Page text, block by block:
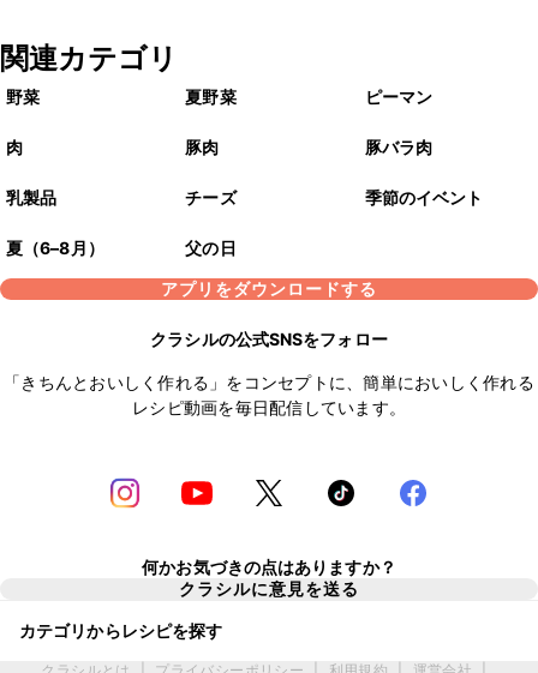
関連カテゴリ
野菜 夏野菜 ピーマン
肉 豚肉 豚バラ肉
乳製品 チーズ 季節のイベント
夏（6–8月）
父の日
アプリをダウンロードする
クラシルの公式SNSをフォロー
「きちんとおいしく作れる」をコンセプトに、簡単においしく作れる
レシピ動画を毎日配信しています。
何かお気づきの点はありますか？
クラシルに意見を送る
カテゴリからレシピを探す